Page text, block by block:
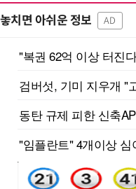
놓치면 아쉬운 정보 AD